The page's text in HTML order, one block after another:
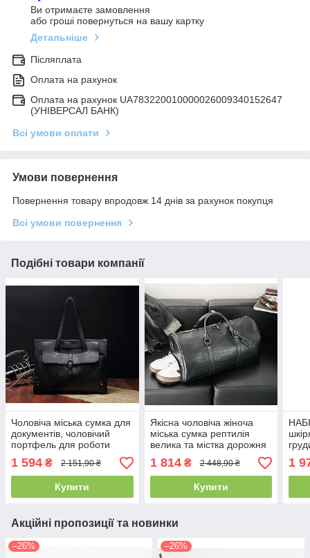
Ви отримаєте замовлення
або гроші повернуться на вашу картку
Детальніше
Післяплата
Оплата на рахунок
Оплата на рахунок UA783220010000026009340152647
(УНІВЕРСАЛ БАНК)
Всі умови оплати
Умови повернення
Повернення товару впродовж 14 днів за рахунок покупця
Всі умови повернення
Подібні товари компанії
Чоловіча міська сумка для
документів, чоловічий
портфель для роботи
шкіряний чорний (ПУ
шкіра)(PS)
1 594 ₴ 2 151,90 ₴
Купити
Якісна чоловіча жіноча
міська сумка рептилія
велика та містка дорожня
сумка ручна поклажа
1 814₴ 2 448,90 ₴
Купити
1
Акційні пропозиції та новинки
–26% –26%